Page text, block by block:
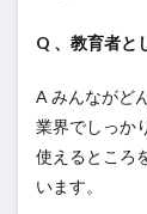
Q 、教育者と
A みんながど
業界でしっか
使えるところ
います。